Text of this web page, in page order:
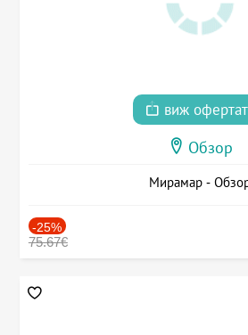
виж
Обзор
Мирамар -
-25%
75.67€